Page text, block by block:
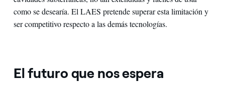
como se desearía. El LAES pretende superar esta limitación y
ser competitivo respecto a las demás tecnologías.
El futuro que nos espera